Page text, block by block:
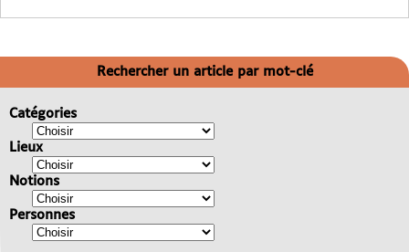
Rechercher un article par mot-clé
Catégories
Lieux
Notions
Personnes